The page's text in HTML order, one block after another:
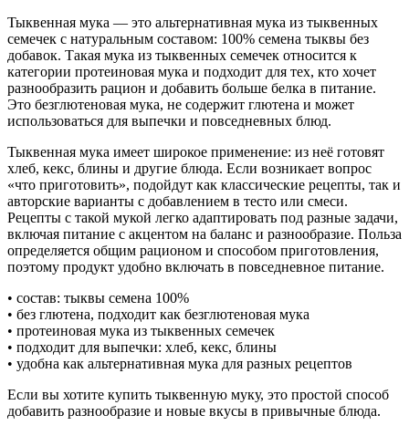
Тыквенная мука — это альтернативная мука из тыквенных
семечек с натуральным составом: 100% семена тыквы без
добавок. Такая мука из тыквенных семечек относится к
категории протеиновая мука и подходит для тех, кто хочет
разнообразить рацион и добавить больше белка в питание.
Это безглютеновая мука, не содержит глютена и может
использоваться для выпечки и повседневных блюд.
Тыквенная мука имеет широкое применение: из неё готовят
хлеб, кекс, блины и другие блюда. Если возникает вопрос
«что приготовить», подойдут как классические рецепты, так и
авторские варианты с добавлением в тесто или смеси.
Рецепты с такой мукой легко адаптировать под разные задачи,
включая питание с акцентом на баланс и разнообразие. Польза
определяется общим рационом и способом приготовления,
поэтому продукт удобно включать в повседневное питание.
• состав: тыквы семена 100%
• без глютена, подходит как безглютеновая мука
• протеиновая мука из тыквенных семечек
• подходит для выпечки: хлеб, кекс, блины
• удобна как альтернативная мука для разных рецептов
Если вы хотите купить тыквенную муку, это простой способ
добавить разнообразие и новые вкусы в привычные блюда.